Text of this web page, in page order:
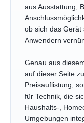
aus Ausstattung,
ob sich das Gerät
Anwendern
Genau aus
auf dieser Seite
Preisauflistung,
für Technik, die
Haushalts-,
Umgebungen